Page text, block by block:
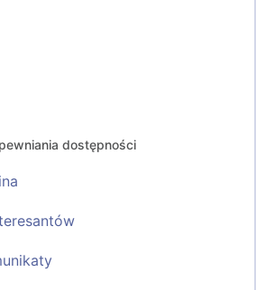
dostępności